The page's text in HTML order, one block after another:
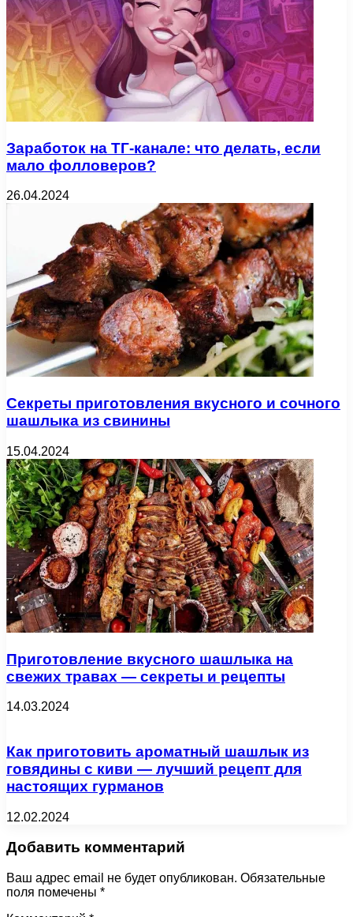
Заработок на ТГ-канале: что делать, если
мало фолловеров?
26.04.2024
Секреты приготовления вкусного и сочного
шашлыка из свинины
15.04.2024
Приготовление вкусного шашлыка на
свежих травах — секреты и рецепты
14.03.2024
Как приготовить ароматный шашлык из
говядины с киви — лучший рецепт для
настоящих гурманов
12.02.2024
Добавить комментарий
Ваш адрес email не будет опубликован. Обязательные
поля помечены *